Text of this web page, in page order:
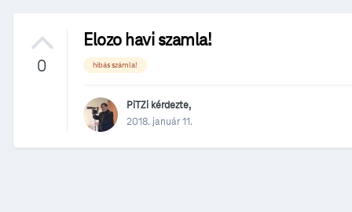
0
Elozo havi szamla!
hibás számla!
PiTZi kérdezte,
2018. január 11.